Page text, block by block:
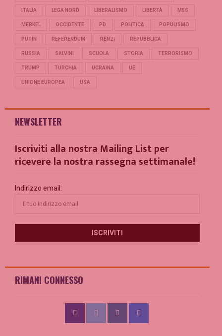
ITALIA LEGA NORD LIBERALISMO LIBERTÀ M5S
MERKEL OCCIDENTE PD POLITICA POPULISMO
PUTIN REFERENDUM RENZI REPUBBLICA
RUSSIA SALVINI SCUOLA STORIA TERRORISMO
TRUMP TURCHIA UCRAINA UE
UNIONE EUROPEA USA
NEWSLETTER
Iscriviti alla nostra Mailing List per
ricevere la nostra rassegna settimanale!
Indirizzo email:
RIMANI CONNESSO